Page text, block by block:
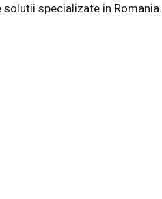
specializate in Romania.